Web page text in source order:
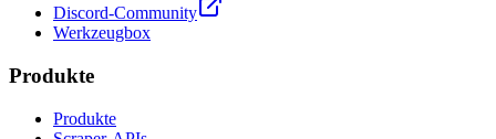
Discord-Community
Werkzeugbox
Produkte
Produkte